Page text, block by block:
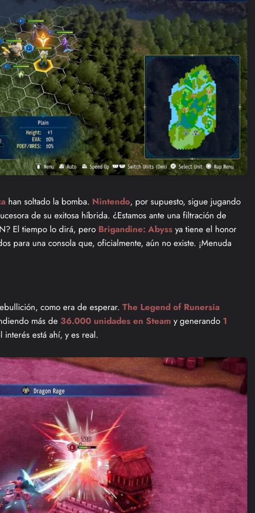
han soltado la bomba. Nintendo, por supuesto, sigue jugando
de su exitosa híbrida. ¿Estamos ante una filtración de
El tiempo lo dirá, pero Brigandine: Abyss ya tiene el honor
para una consola que, oficialmente, aún no existe. ¡Menuda
como era de esperar. The Legend of Runersia
más de 36.000 unidades en Steam y generando 1
interés está ahí, y es real.